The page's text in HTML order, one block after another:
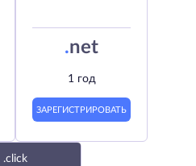
.net
1 год
ЗАРЕГИСТРИРОВАТЬ
.click